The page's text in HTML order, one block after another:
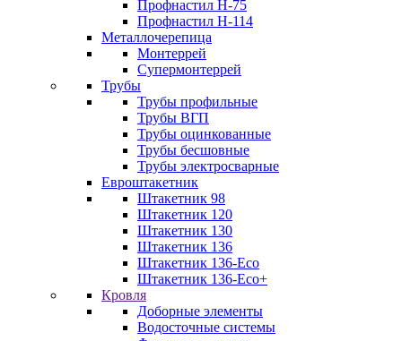
Профнастил Н-75
Профнастил Н-114
Металлочерепица
Монтеррей
Супермонтеррей
Трубы
Трубы профильные
Трубы ВГП
Трубы оцинкованные
Трубы бесшовные
Трубы электросварные
Евроштакетник
Штакетник 98
Штакетник 120
Штакетник 130
Штакетник 136
Штакетник 136-Eco
Штакетник 136-Eco+
Кровля
Доборные элементы
Водосточные системы